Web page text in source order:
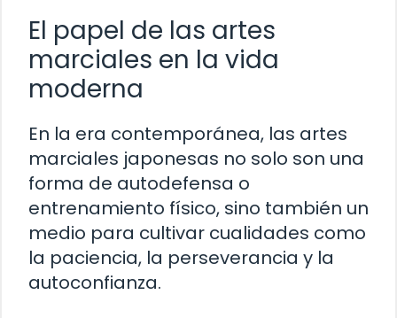
El papel de las artes
marciales en la vida
moderna
En la era contemporánea, las artes
marciales japonesas no solo son una
forma de autodefensa o
entrenamiento físico, sino también un
medio para cultivar cualidades como
la paciencia, la perseverancia y la
autoconfianza.